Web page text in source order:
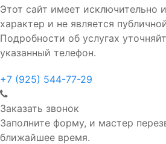
Этот сайт имеет исключительно
характер и не является
Подробности об услугах
указанный телефон.
+7 (925) 544-77-29
Заказать звонок
Заполните форму, и мастер
ближайшее время.